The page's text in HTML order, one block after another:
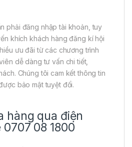
phải đăng nhập tài khoản, tuy
khích khách hàng đăng kí hội
ưu đãi từ các chương trình
dễ dàng tư vấn chi tiết,
Chúng tôi cam kết thông tin
bảo mật tuyệt đối.
hàng qua điện
08 1800